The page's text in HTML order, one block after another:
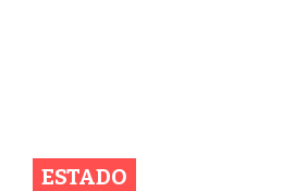
ESTADO